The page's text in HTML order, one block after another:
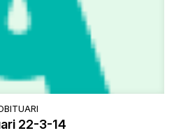
22-3-14